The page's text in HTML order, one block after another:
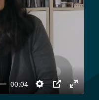
00:04
Settings
PIP
Enter